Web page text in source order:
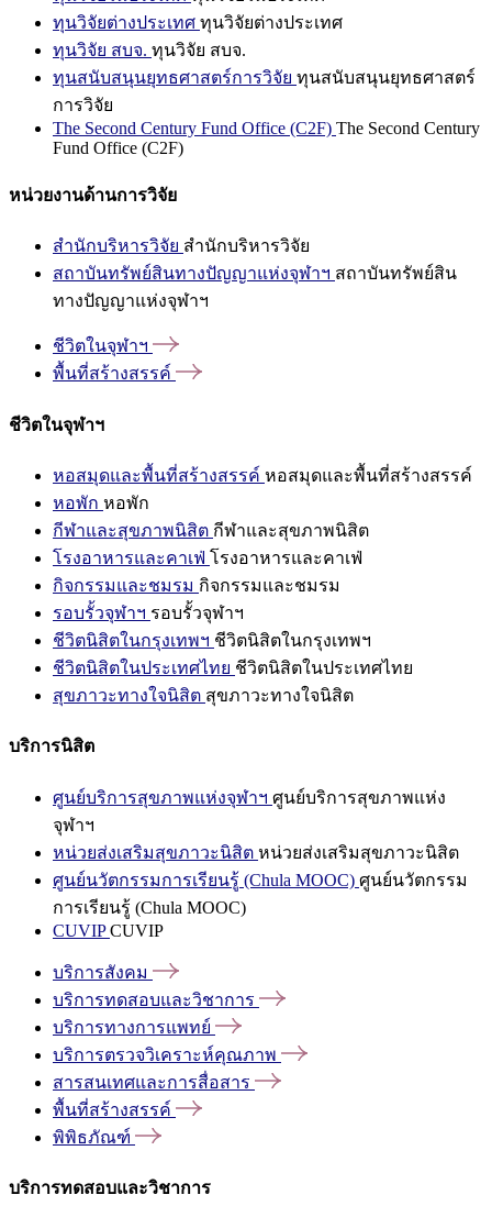
ทุนวิจัยต่างประเทศ ทุนวิจัยต่างประเทศ
ทุนวิจัย สบจ. ทุนวิจัย สบจ.
ทุนสนับสนุนยุทธศาสตร์การวิจัย ทุนสนับสนุนยุทธศาสตร์
การวิจัย
The Second Century Fund Office (C2F) The Second Century
Fund Office (C2F)
หน่วยงานด้านการวิจัย
สำนักบริหารวิจัย สำนักบริหารวิจัย
สถาบันทรัพย์สินทางปัญญาแห่งจุฬาฯ สถาบันทรัพย์สิน
ทางปัญญาแห่งจุฬาฯ
ชีวิตในจุฬาฯ
พื้นที่สร้างสรรค์
ชีวิตในจุฬาฯ
หอสมุดและพื้นที่สร้างสรรค์ หอสมุดและพื้นที่สร้างสรรค์
หอพัก หอพัก
กีฬาและสุขภาพนิสิต กีฬาและสุขภาพนิสิต
โรงอาหารและคาเฟ่ โรงอาหารและคาเฟ่
กิจกรรมและชมรม กิจกรรมและชมรม
รอบรั้วจุฬาฯ รอบรั้วจุฬาฯ
ชีวิตนิสิตในกรุงเทพฯ ชีวิตนิสิตในกรุงเทพฯ
ชีวิตนิสิตในประเทศไทย ชีวิตนิสิตในประเทศไทย
สุขภาวะทางใจนิสิต สุขภาวะทางใจนิสิต
บริการนิสิต
ศูนย์บริการสุขภาพแห่งจุฬาฯ ศูนย์บริการสุขภาพแห่ง
จุฬาฯ
หน่วยส่งเสริมสุขภาวะนิสิต หน่วยส่งเสริมสุขภาวะนิสิต
ศูนย์นวัตกรรมการเรียนรู้ (Chula MOOC) ศูนย์นวัตกรรม
การเรียนรู้ (Chula MOOC)
CUVIPCUVIP
บริการสังคม
บริการทดสอบและวิชาการ
บริการทางการแพทย์
บริการตรวจวิเคราะห์คุณภาพ
สารสนเทศและการสื่อสาร
พื้นที่สร้างสรรค์
พิพิธภัณฑ์
บริการทดสอบและวิชาการ